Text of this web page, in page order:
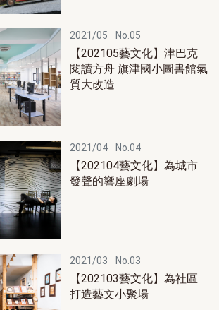
2021/05 No.05
【202105藝文化】津巴克
閱讀方舟 旗津國小圖書館氣
質大改造
2021/04 No.04
【202104藝文化】為城市
發聲的響座劇場
2021/03 No.03
【202103藝文化】為社區
打造藝文小聚場